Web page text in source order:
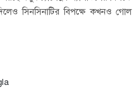
সিনসিনাটির বিপক্ষে কখনও গোল